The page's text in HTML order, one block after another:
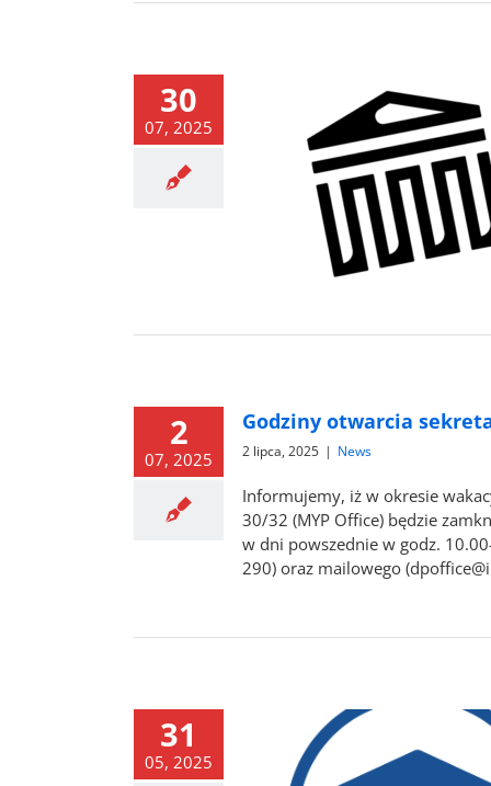
30
07, 2025
będzie zamknięty w
2
07, 2025
Godziny otwarcia
2 lipca, 2025 | News
Informujemy, iż w okresie
30/32 (MYP Office) będzie
w dni powszednie w godz.
290) oraz mailowego
31
05, 2025